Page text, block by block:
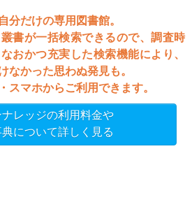
分だけの専用図書館。
書が一括検索できるので、調査時
おかつ充実した検索機能により、
なかった思わぬ発見も。
スマホからご利用できます。
ナレッジの利用料金や
について詳しく見る